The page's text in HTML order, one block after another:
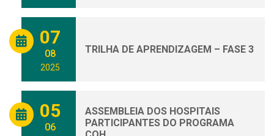
07
08
2025
TRILHA DE APRENDIZAGEM – FASE 3
05
06
ASSEMBLEIA DOS HOSPITAIS
PARTICIPANTES DO PROGRAMA